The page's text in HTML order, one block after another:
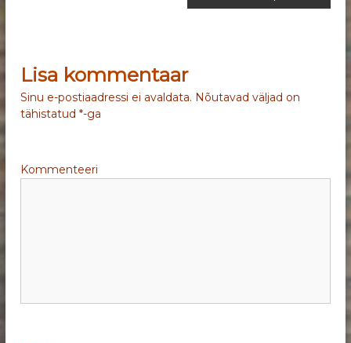
i
g
e
Lisa kommentaar
Sinu e-postiaadressi ei avaldata. Nõutavad väljad on
tähistatud*-ga
Kommenteeri